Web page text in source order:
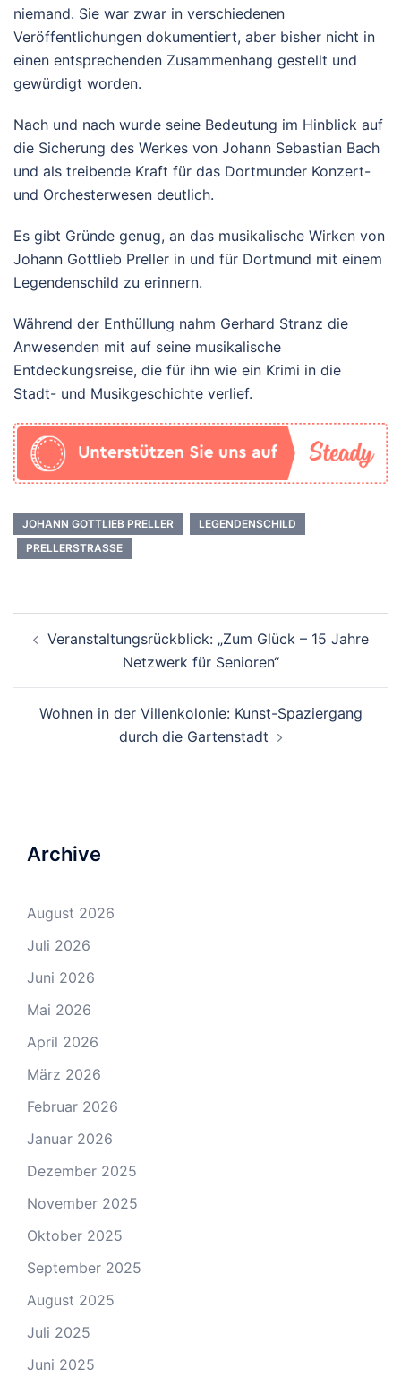
niemand. Sie war zwar in verschiedenen
Veröffentlichungen dokumentiert, aber bisher nicht in
einen entsprechenden Zusammenhang gestellt und
gewürdigt worden.
Nach und nach wurde seine Bedeutung im Hinblick auf
die Sicherung des Werkes von Johann Sebastian Bach
und als treibende Kraft für das Dortmunder Konzert-
und Orchesterwesen deutlich.
Es gibt Gründe genug, an das musikalische Wirken von
Johann Gottlieb Preller in und für Dortmund mit einem
Legendenschild zu erinnern.
Während der Enthüllung nahm Gerhard Stranz die
Anwesenden mit auf seine musikalische
Entdeckungsreise, die für ihn wie ein Krimi in die
Stadt- und Musikgeschichte verlief.
JOHANN GOTTLIEB PRELLER
LEGENDENSCHILD
PRELLERSTRASSE
Navigation
Veranstaltungsrückblick: „Zum Glück – 15 Jahre
Netzwerk für Senioren“
Wohnen in der Villenkolonie: Kunst-Spaziergang
durch die Gartenstadt
Archive
August 2026
Juli 2026
Juni 2026
Mai 2026
April 2026
März 2026
Februar 2026
Januar 2026
Dezember 2025
November 2025
Oktober 2025
September 2025
August 2025
Juli 2025
Juni 2025